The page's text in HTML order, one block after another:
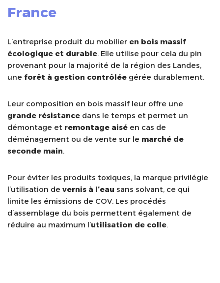
France
L’entreprise produit du mobilier en bois massif
écologique et durable. Elle utilise pour cela du pin
provenant pour la majorité de la région des Landes,
une forêt à gestion contrôlée gérée durablement.
Leur composition en bois massif leur offre une
grande résistance dans le temps et permet un
démontage et remontage aisé en cas de
déménagement ou de vente sur le marché de
seconde main.
Pour éviter les produits toxiques, la marque privilégie
l’utilisation de vernis à l’eau sans solvant, ce qui
limite les émissions de COV. Les procédés
d’assemblage du bois permettent également de
réduire au maximum l’utilisation de colle.